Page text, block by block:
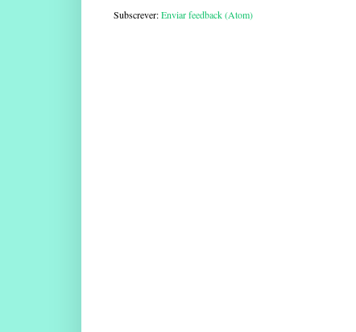
Subscrever:Enviar feedback (Atom)